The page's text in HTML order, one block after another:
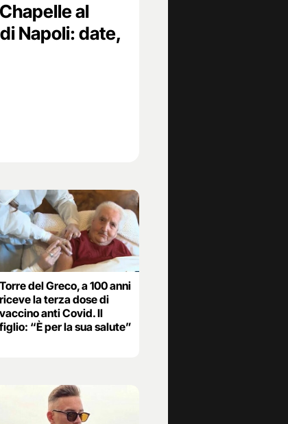
al
Napoli: date,
Torre del Greco, a 100 anni
riceve la terza dose di
vaccino anti Covid. Il
figlio: “È per la sua salute”